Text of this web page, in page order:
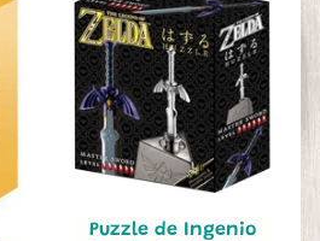
Puzzle de Ingenio